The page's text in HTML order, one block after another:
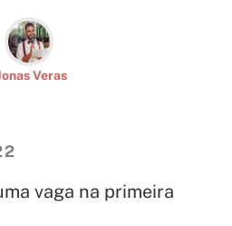
Veras
vaga na primeira